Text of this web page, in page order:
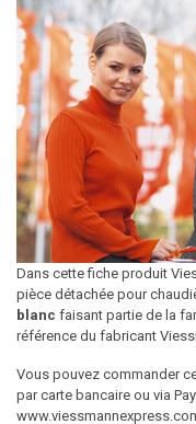
Dans cette fiche produit
pièce détachée pour
blanc faisant partie de la
référence du fabricant
Vous pouvez commander
par carte bancaire ou via